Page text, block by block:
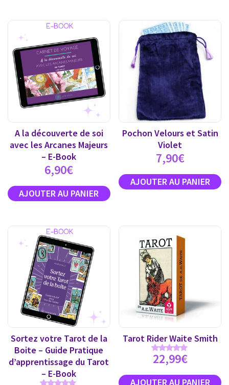
A la découverte de soi
avec les Arcanes Majeurs
– E-Book
6,90€
Pochon Velours et Satin
Violet
7,90€
Sortez votre Tarot de la
Boite – Guide Pratique
d’apprentissage du Tarot
– E-Book
Tarot Rider Waite Smith
Note
4.89
22,99€